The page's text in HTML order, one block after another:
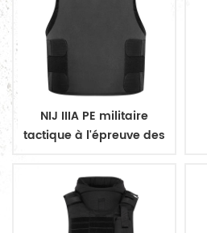
NIJ IIIA PE militaire
tactique à l'épreuve des